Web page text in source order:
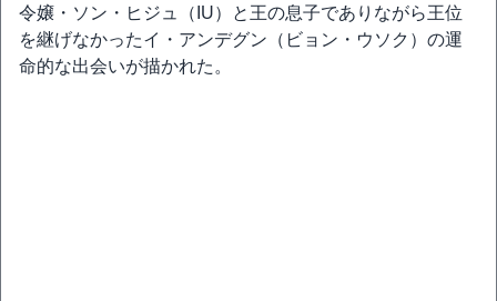
令嬢・ソン・ヒジュ（IU）と王の息子でありながら王位
を継げなかったイ・アンデグン（ビョン・ウソク）の運
命的な出会いが描かれた。